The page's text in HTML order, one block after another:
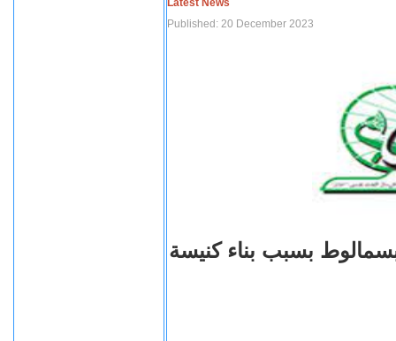
Latest News
Published: 20 December 2023
بسبب بناء كنيسة